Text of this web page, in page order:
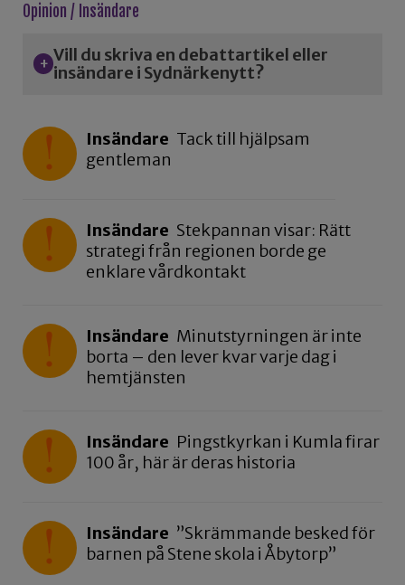
Opinion / Insändare
Vill du skriva en debattartikel eller
insändare i Sydnärkenytt?
Insändare Tack till hjälpsam
gentleman
Insändare Stekpannan visar: Rätt
strategi från regionen borde ge
enklare vårdkontakt
Insändare Minutstyrningen är inte
borta – den lever kvar varje dag i
hemtjänsten
Insändare Pingstkyrkan i Kumla firar
100 år, här är deras historia
Insändare ”Skrämmande besked för
barnen på Stene skola i Åbytorp”